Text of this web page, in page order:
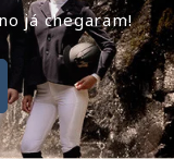
já chegaram!